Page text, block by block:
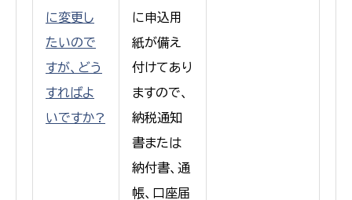
に変更し
たいので
すが、どう
すればよ
いですか?
に申込用
紙が備え
付けてあり
ますので、
納税通知
書または
納付書、通
帳、口座届